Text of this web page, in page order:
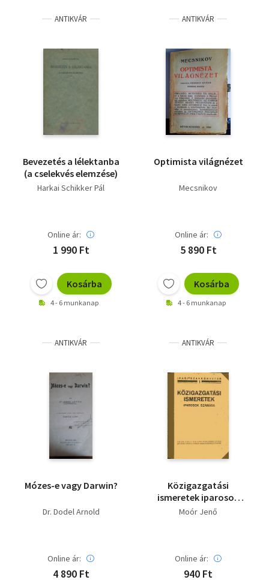
ANTIKVÁR
Bevezetés a lélektanba
(a cselekvés elemzése)
Harkai Schikker Pál
Online ár:
1 990 Ft
Kosárba
4 - 6 munkanap
ANTIKVÁR
Optimista világnézet
Mecsnikov
Online ár:
5 890 Ft
Kosárba
4 - 6 munkanap
ANTIKVÁR
Mózes-e vagy Darwin?
Dr. Dodel Arnold
Online ár:
4 890 Ft
ANTIKVÁR
Közigazgatási
ismeretek iparosok
számára - Gyűjtői
Moór Jenő
Online ár:
940 Ft